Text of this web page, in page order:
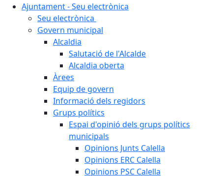
Ajuntament - Seu electrònica
Seu electrònica
Govern municipal
Alcaldia
Salutació de l'Alcalde
Alcaldia oberta
Àrees
Equip de govern
Informació dels regidors
Grups polítics
Espai d'opinió dels grups polítics
municipals
Opinions Junts Calella
Opinions ERC Calella
Opinions PSC Calella